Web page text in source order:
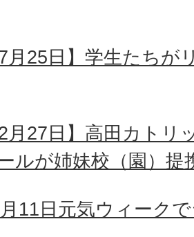
7月25日】学生たち
2月27日】高田カト
ルが姉妹校（園）提
11日元気ウィーク